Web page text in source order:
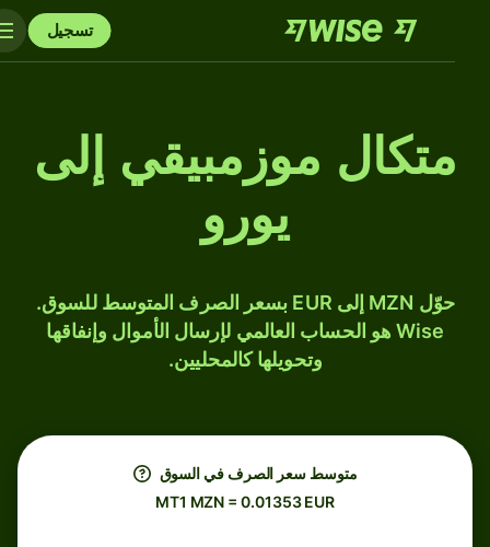
تسجيل
متكال موزمبيقي إلى
يورو
حوّل MZN إلى EUR بسعر الصرف المتوسط للسوق.
Wise هو الحساب العالمي لإرسال الأموال وإنفاقها
وتحويلها كالمحليين.
متوسط ​​سعر الصرف في السوق
MT1 MZN = 0.01353 EUR